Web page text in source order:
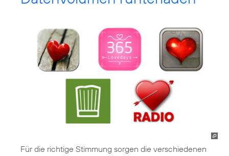
Für die richtige Stimmung sorgen die verschiedenen